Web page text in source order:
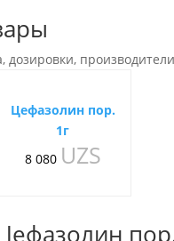
Цефазолин пор.
1г
8 080 UZS